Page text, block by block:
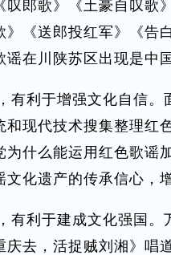
叹郎歌》《土豪自叹歌
》《送郎投红军》《告
谣在川陕苏区出现是中
利于增强文化自信。
和现代技术搜集整理红
为什么能运用红色歌谣
文化遗产的传承信心，
利于建成文化强国。
庆去，活捉贼刘湘》唱